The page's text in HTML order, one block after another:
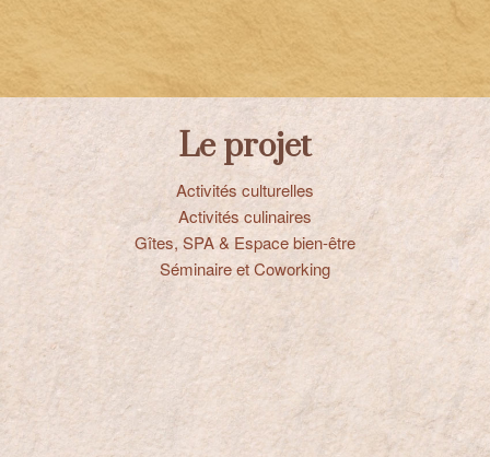
Le projet
Activités culturelles
Activités culinaires
Gîtes, SPA & Espace bien-être
Séminaire et Coworking